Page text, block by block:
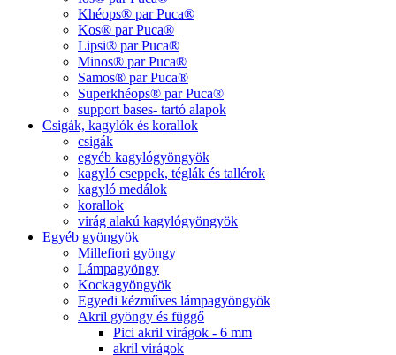
Khéops® par Puca®
Kos® par Puca®
Lipsi® par Puca®
Minos® par Puca®
Samos® par Puca®
Superkhéops® par Puca®
support bases- tartó alapok
Csigák, kagylók és korallok
csigák
egyéb kagylógyöngyök
kagyló cseppek, téglák és tallérok
kagyló medálok
korallok
virág alakú kagylógyöngyök
Egyéb gyöngyök
Millefiori gyöngy
Lámpagyöngy
Kockagyöngyök
Egyedi kézműves lámpagyöngyök
Akril gyöngy és függő
Pici akril virágok - 6 mm
akril virágok